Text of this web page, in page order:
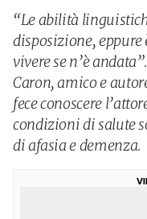
“Le abilità
disposizione, eppure
vivere se n’è
Caron, amico e
fece conoscere
condizioni di salute
di afasia e demenza.